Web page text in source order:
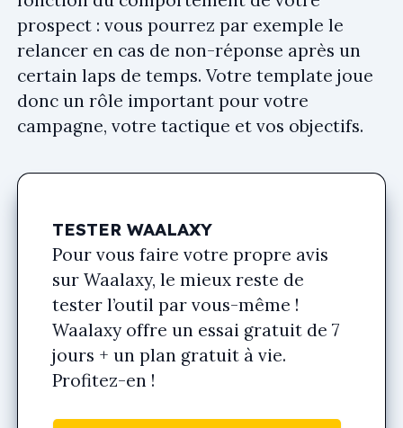
prospect : vous pourrez par exemple le
relancer en cas de non-réponse après un
certain laps de temps. Votre template joue
donc un rôle important pour votre
campagne, votre tactique et vos objectifs.
TESTER WAALAXY
Pour vous faire votre propre avis
sur Waalaxy, le mieux reste de
tester l’outil par vous-même !
Waalaxy offre un essai gratuit de 7
jours + un plan gratuit à vie.
Profitez-en !